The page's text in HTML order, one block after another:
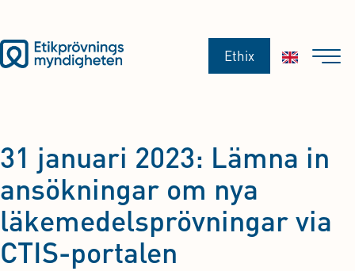
Ethix
31 januari 2023: Lämna in
ansökningar om nya
läkemedelsprövningar via
CTIS-portalen